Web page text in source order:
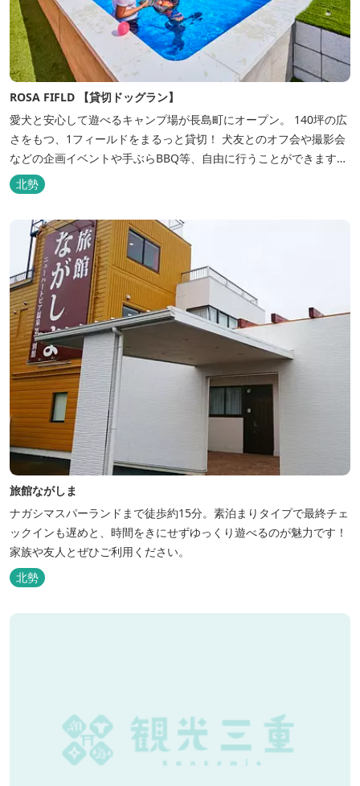
ROSA FIFLD 【貸切ドッグラン】
愛犬と安心して遊べるキャンプ場が長島町にオープン。 140坪の広
さをもつ、1フィールドをまるっと貸切！ 犬友とのオフ会や撮影会
などの企画イベントや手ぶらBBQ等、自由に行うことができます。
フードメニューも豊富で手ぶらでBBQを予算に合わせてお選びいた
だき、楽しんでいただくことがてぎます。 ドックランは全面人工芝
で水はけもよく、ワンちゃんの汚れを気にすることなく自由に遊
べ、エリア...
北勢
旅館ながしま
ナガシマスパーランドまで徒歩約15分。素泊まりタイプで最終チェ
ックインも遅めと、時間をきにせずゆっくり遊べるのが魅力です！
家族や友人とぜひご利用ください。
北勢